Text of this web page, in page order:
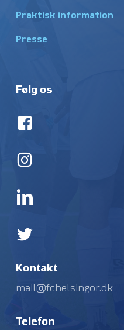
Praktisk information
Presse
Følg os
Kontakt
mail@fchelsingor.dk
Telefon